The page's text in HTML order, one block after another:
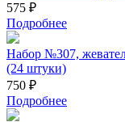
575 ₽
Подробнее
Набор №307,
(24 штуки)
750 ₽
Подробнее